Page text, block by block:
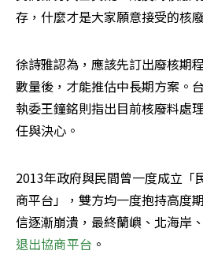
存，什麼才是大家願意接受的核
徐詩雅認為，應該先訂出廢核期
數量後，才能推估中長期方案。
執委王鐘銘則指出目前核廢料處
任與決心。
2013年政府與民間曾一度成立「
商平台」，雙方均一度抱持高度
信逐漸崩潰，最終蘭嶼、北海岸
退出協商平台 。